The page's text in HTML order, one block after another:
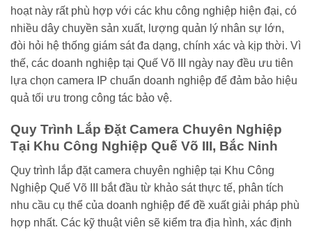
hoạt này rất phù hợp với các khu công nghiệp hiện đại, có
nhiều dây chuyền sản xuất, lượng quản lý nhân sự lớn,
đòi hỏi hệ thống giám sát đa dạng, chính xác và kịp thời. Vì
thế, các doanh nghiệp tại Quế Võ III ngày nay đều ưu tiên
lựa chọn camera IP chuẩn doanh nghiệp để đảm bảo hiệu
quả tối ưu trong công tác bảo vệ.
Quy Trình Lắp Đặt Camera Chuyên Nghiệp
Tại Khu Công Nghiệp Quế Võ III, Bắc Ninh
Quy trình lắp đặt camera chuyên nghiệp tại Khu Công
Nghiệp Quế Võ III bắt đầu từ khảo sát thực tế, phân tích
nhu cầu cụ thể của doanh nghiệp để đề xuất giải pháp phù
hợp nhất. Các kỹ thuật viên sẽ kiểm tra địa hình, xác định